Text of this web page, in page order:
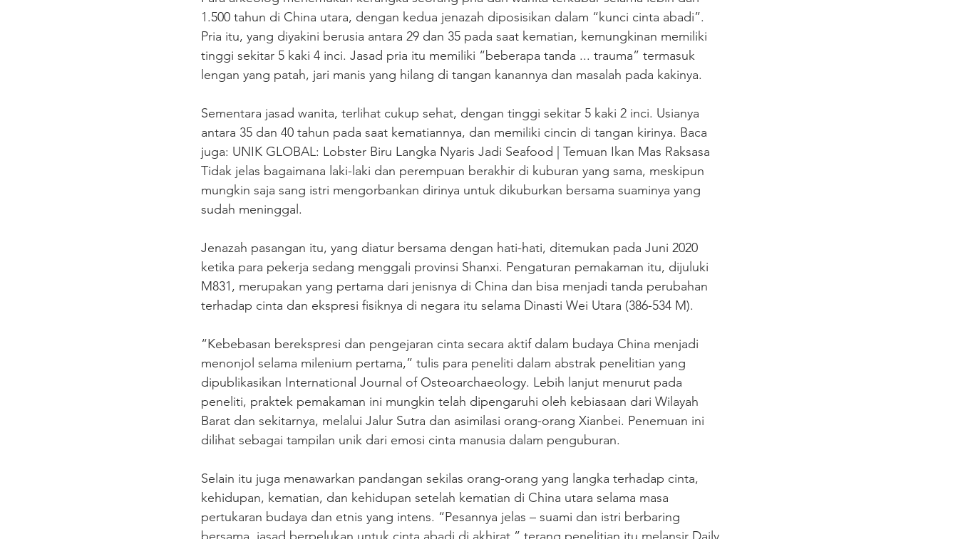
1.500 tahun di China utara, dengan kedua jenazah diposisikan dalam “kunci cinta abadi”.
Pria itu, yang diyakini berusia antara 29 dan 35 pada saat kematian, kemungkinan memiliki
tinggi sekitar 5 kaki 4 inci. Jasad pria itu memiliki “beberapa tanda ... trauma” termasuk
lengan yang patah, jari manis yang hilang di tangan kanannya dan masalah pada kakinya.
Sementara jasad wanita, terlihat cukup sehat, dengan tinggi sekitar 5 kaki 2 inci. Usianya
antara 35 dan 40 tahun pada saat kematiannya, dan memiliki cincin di tangan kirinya. Baca
juga: UNIK GLOBAL: Lobster Biru Langka Nyaris Jadi Seafood | Temuan Ikan Mas Raksasa
Tidak jelas bagaimana laki-laki dan perempuan berakhir di kuburan yang sama, meskipun
mungkin saja sang istri mengorbankan dirinya untuk dikuburkan bersama suaminya yang
sudah meninggal.
Jenazah pasangan itu, yang diatur bersama dengan hati-hati, ditemukan pada Juni 2020
ketika para pekerja sedang menggali provinsi Shanxi. Pengaturan pemakaman itu, dijuluki
M831, merupakan yang pertama dari jenisnya di China dan bisa menjadi tanda perubahan
terhadap cinta dan ekspresi fisiknya di negara itu selama Dinasti Wei Utara (386-534 M).
“Kebebasan berekspresi dan pengejaran cinta secara aktif dalam budaya China menjadi
menonjol selama milenium pertama,” tulis para peneliti dalam abstrak penelitian yang
dipublikasikan International Journal of Osteoarchaeology. Lebih lanjut menurut pada
peneliti, praktek pemakaman ini mungkin telah dipengaruhi oleh kebiasaan dari Wilayah
Barat dan sekitarnya, melalui Jalur Sutra dan asimilasi orang-orang Xianbei. Penemuan ini
dilihat sebagai tampilan unik dari emosi cinta manusia dalam penguburan.
Selain itu juga menawarkan pandangan sekilas orang-orang yang langka terhadap cinta,
kehidupan, kematian, dan kehidupan setelah kematian di China utara selama masa
pertukaran budaya dan etnis yang intens. “Pesannya jelas – suami dan istri berbaring